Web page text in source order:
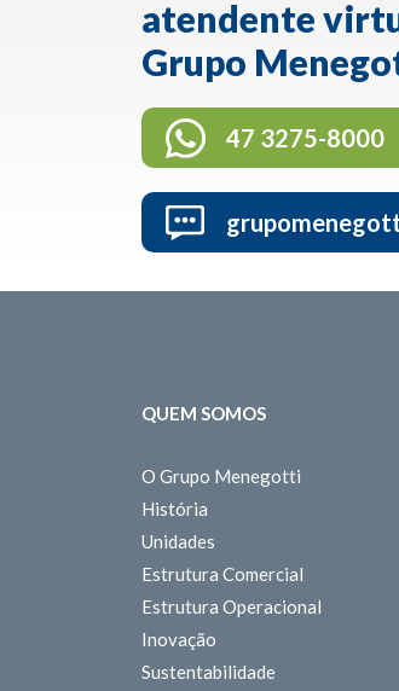
atendente
Grupo
47 3275-8000
QUEM SOMOS
O Grupo Menegotti
História
Unidades
Estrutura Comercial
Estrutura Operacional
Inovação
Sustentabilidade